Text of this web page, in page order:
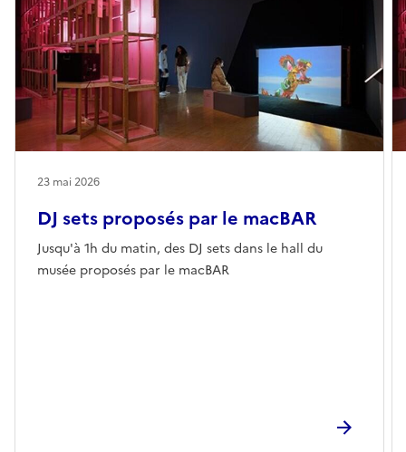
DJ sets proposés par le macBAR
Jusqu'à 1h du matin, des DJ sets dans le hall du
musée proposés par le macBAR
23 mai 2026